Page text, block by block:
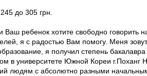
245 до 305 грн.
Ваш ребенок хотите свободно говорить
я с радостью Вам помогу. Меня
я получил степень
в университете Южной Кореи г.Поханг
людям с абсолютно разными